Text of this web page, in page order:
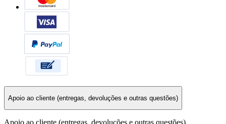
Apoio ao cliente (entregas, devoluções e outras questões)